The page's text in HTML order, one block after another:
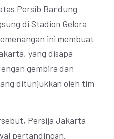
Persib Bandung
di Stadion Gelora
ini membuat
yang disapa
gembira dan
ditunjukkan oleh tim
Persija Jakarta
pertandingan.